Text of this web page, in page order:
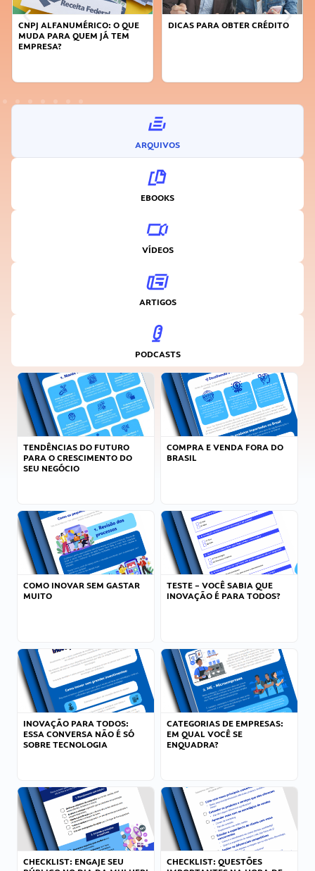
DICAS PARA OBTER CRÉDITO
FAÇA A DIFERENÇA: SEJA
ARQUIVOS
EBOOKS
VÍDEOS
ARTIGOS
PODCASTS
TENDÊNCIAS DO FUTURO
PARA O CRESCIMENTO DO
SEU NEGÓCIO
COMPRA E VENDA FORA DO
BRASIL
COMO INOVAR SEM GASTAR
MUITO
TESTE – VOCÊ SABIA QUE
INOVAÇÃO É PARA TODOS?
INOVAÇÃO PARA TODOS:
ESSA CONVERSA NÃO É SÓ
SOBRE TECNOLOGIA
CATEGORIAS DE EMPRESAS:
EM QUAL VOCÊ SE
ENQUADRA?
CHECKLIST: ENGAJE SEU
CHECKLIST: QUESTÕES